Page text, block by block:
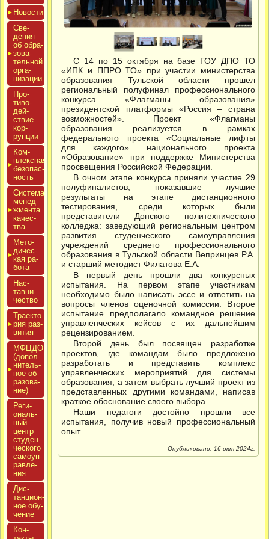
Новос­ти
Све­
дения
об об­ра­
зова­
тель­ной
ор­га­
низа­ции
Про­
тиво­
дей­
ствие
кор­
рупции
Ком­
плексная
бе­зопас­
ность
Сис­те­ма
ме­нед­
жмен­та
ка­чес­
тва
Мето­
дичес­
кая ра­
бота
Нас­
тавни­
чес­тво
Тра­ек­то­
рия раз­
ви­тия
МФЦДО
(до­пол­
ни­тель­
ное об­
ра­зова­
ние)
Реги­
ональ­
ный
центр
сту­ден­
ческо­го
са­мо­уп­
равле­
ния
Дис­
танци­он­
ное обу­
чение
Кон­
С 14 по 15 октября на базе ГОУ ДПО ТО
«ИПК и ППРО ТО» при участии министерства
образования Тульской области прошел
региональный полуфинал профессионального
конкурса «Флагманы образования»
президентской платформы «Россия – страна
возможностей». Проект «Флагманы
образования реализуется в рамках
федерального проекта «Социальные лифты
для каждого» национального проекта
«Образование» при поддержке Министерства
просвещения Российской Федерации.
В очном этапе конкурса приняли участие 29
полуфиналистов, показавшие лучшие
результаты на этапе дистанционного
тестирования, среди которых были
представители Донского политехнического
колледжа: заведующий региональным центром
развития студенческого самоуправления
учреждений среднего профессионального
образования в Тульской области Вепринцев Р.А.
и старший методист Филатова Е.А.
В первый день прошли два конкурсных
испытания. На первом этапе участникам
необходимо было написать эссе и ответить на
вопросы членов оценочной комиссии. Второе
испытание предполагало командное решение
управленческих кейсов с их дальнейшим
рецензированием.
Второй день был посвящен разработке
проектов, где командам было предложено
разработать и представить комплекс
управленческих мероприятий для системы
образования, а затем выбрать лучший проект из
представленных другими командами, написав
краткое обоснование своего выбора.
Наши педагоги достойно прошли все
испытания, получив новый профессиональный
опыт.
Опубликовано: 16 окт 2024г.